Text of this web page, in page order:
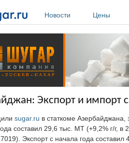
Новости
Цены
Экспорт и импорт
sugar.ru в статкоме
составил 29,6 тыс. МТ (+9,2% г/г,
Экспорт с начала года составил